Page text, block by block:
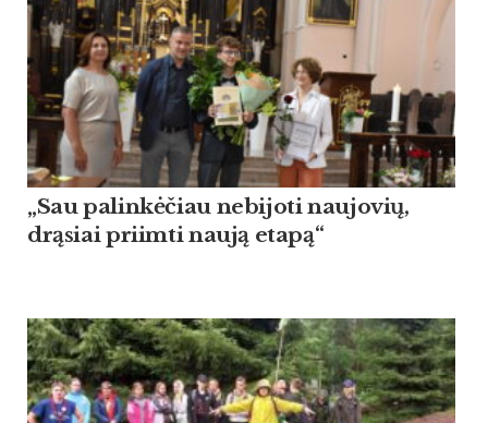
„Sau palinkėčiau nebijoti naujovių,
drąsiai priimti naują etapą“